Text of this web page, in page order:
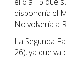
dispondría el
No volvería a
La Segunda
26), ya que va